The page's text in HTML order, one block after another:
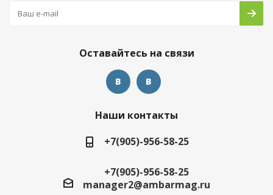
Оставайтесь на связи
Наши контакты
+7(905)-956-58-25
+7(905)-956-58-25
manager2@ambarmag.ru